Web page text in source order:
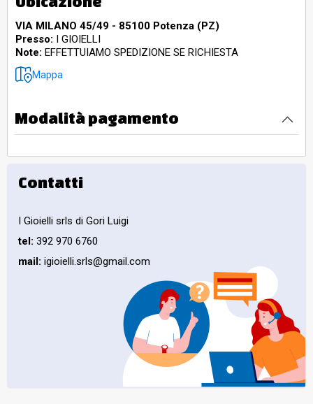
VIA MILANO 45/49 - 85100 Potenza (PZ)
Presso: I GIOIELLI
Note: EFFETTUIAMO SPEDIZIONE SE RICHIESTA
Mappa
Modalità pagamento
Contatti
I Gioielli srls di Gori Luigi
tel: 392 970 6760
mail: igioielli.srls@gmail.com